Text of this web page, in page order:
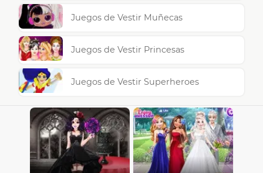
Juegos de Vestir Muñecas
Juegos de Vestir Princesas
Juegos de Vestir Superheroes